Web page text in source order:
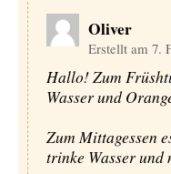
Oliver
Erstellt am 7.
Hallo! Zum
Wasser und
Zum Mittagessen
trinke Wasser und